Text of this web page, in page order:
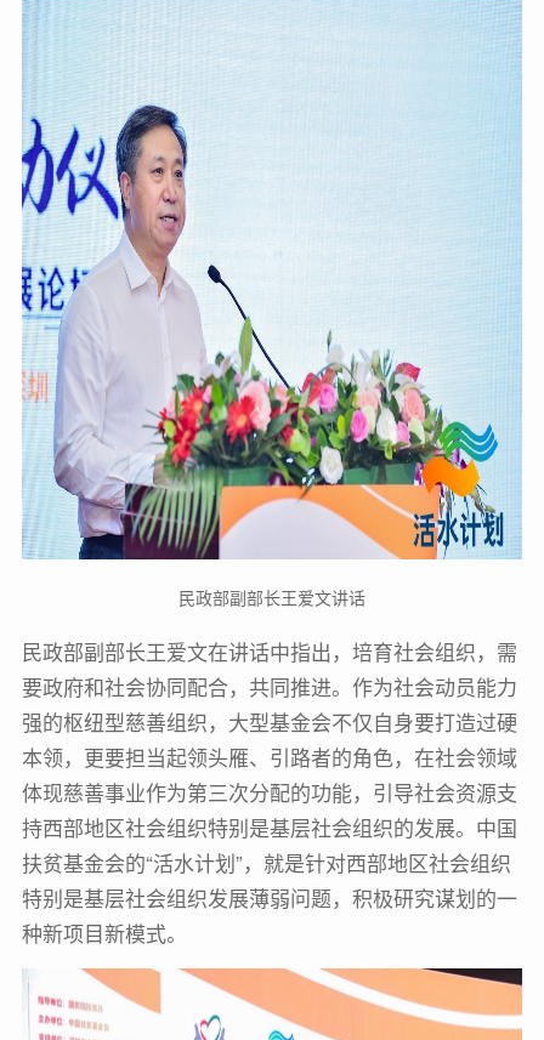
民政部副部长王爱文讲话
民政部副部长王爱文在讲话中指出，培育社会组织，需
要政府和社会协同配合，共同推进。作为社会动员能力
强的枢纽型慈善组织，大型基金会不仅自身要打造过硬
本领，更要担当起领头雁、引路者的角色，在社会领域
体现慈善事业作为第三次分配的功能，引导社会资源支
持西部地区社会组织特别是基层社会组织的发展。中国
扶贫基金会的“活水计划”，就是针对西部地区社会组织
特别是基层社会组织发展薄弱问题，积极研究谋划的一
种新项目新模式。